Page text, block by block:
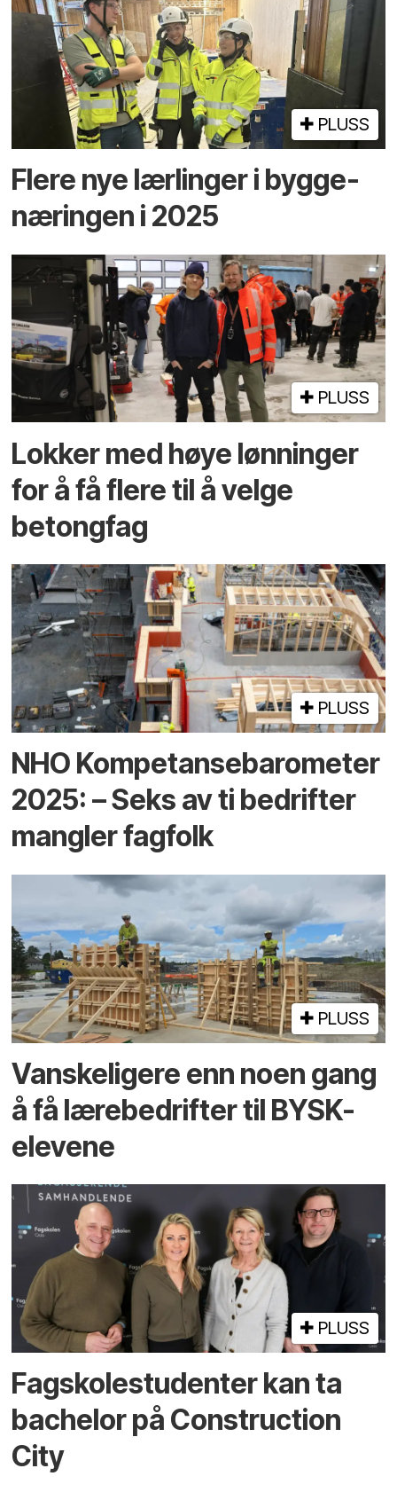
PLUSS
Flere nye lærlinger i bygge­
næringen i 2025
PLUSS
Lokker med høye lønninger
for å få flere til å velge
betongfag
PLUSS
NHO Kompetanse­barometer
2025: – Seks av ti bedrifter
mangler fagfolk
PLUSS
Vanskeligere enn noen gang
å få lære­bedrifter til BYSK-
elevene
PLUSS
Fagskole­studenter kan ta
bachelor på Construction
City